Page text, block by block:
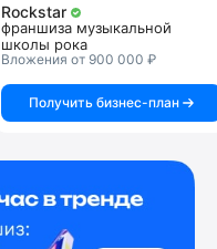
Rockstar
франшиза музыкальной
школы рока
Вложения от 900 000 ₽
Получить бизнес-план